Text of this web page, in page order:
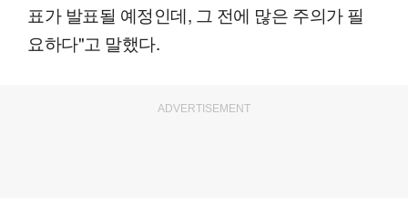
표가 발표될 예정인데, 그 전에 많은 주의가 필
요하다"고 말했다.
ADVERTISEMENT